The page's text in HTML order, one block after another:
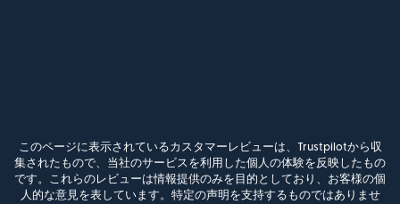
このページに表示されているカスタマーレビューは、Trustpilotから収
集されたもので、当社のサービスを利用した個人の体験を反映したもの
です。これらのレビューは情報提供のみを目的としており、お客様の個
人的な意見を表しています。特定の声明を支持するものではありませ